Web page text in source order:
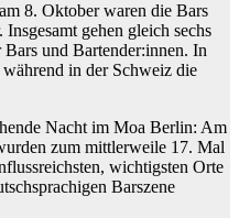
8. Oktober waren die Bars
gehen gleich sechs
und Bartender:innen. In
in der Schweiz die
Nacht im Moa Berlin: Am
zum mittlerweile 17. Mal
wichtigsten Orte
Barszene